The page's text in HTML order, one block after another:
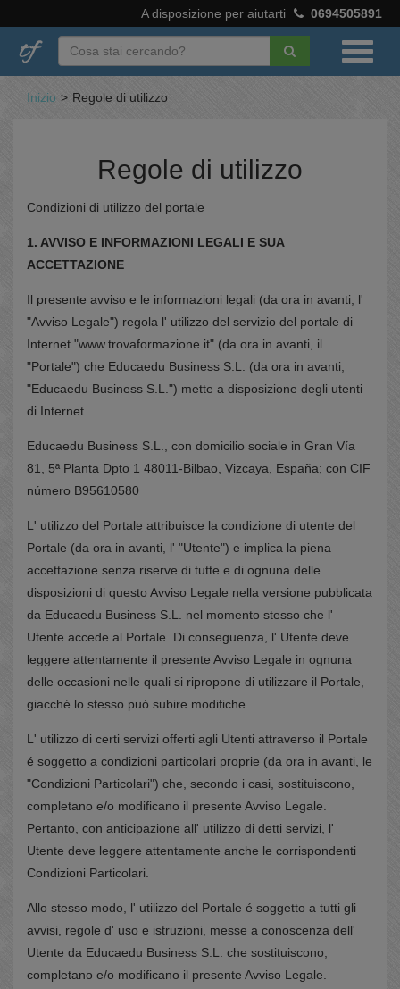
A disposizione per aiutarti 0694505891
Inizio > Regole di utilizzo
Regole di utilizzo
Condizioni di utilizzo del portale
1. AVVISO E INFORMAZIONI LEGALI E SUA
ACCETTAZIONE
Il presente avviso e le informazioni legali (da ora in avanti, l'
"Avviso Legale") regola l' utilizzo del servizio del portale di
Internet "www.trovaformazione.it" (da ora in avanti, il
"Portale") che Educaedu Business S.L. (da ora in avanti,
"Educaedu Business S.L.") mette a disposizione degli utenti
di Internet.
Educaedu Business S.L., con domicilio sociale in Gran Vía
81, 5ª Planta Dpto 1 48011-Bilbao, Vizcaya, España; con CIF
número B95610580
L' utilizzo del Portale attribuisce la condizione di utente del
Portale (da ora in avanti, l' "Utente") e implica la piena
accettazione senza riserve di tutte e di ognuna delle
disposizioni di questo Avviso Legale nella versione pubblicata
da Educaedu Business S.L. nel momento stesso che l'
Utente accede al Portale. Di conseguenza, l' Utente deve
leggere attentamente il presente Avviso Legale in ognuna
delle occasioni nelle quali si ripropone di utilizzare il Portale,
giacché lo stesso puó subire modifiche.
L' utilizzo di certi servizi offerti agli Utenti attraverso il Portale
é soggetto a condizioni particolari proprie (da ora in avanti, le
"Condizioni Particolari") che, secondo i casi, sostituiscono,
completano e/o modificano il presente Avviso Legale.
Pertanto, con anticipazione all' utilizzo di detti servizi, l'
Utente deve leggere attentamente anche le corrispondenti
Condizioni Particolari.
Allo stesso modo, l' utilizzo del Portale é soggetto a tutti gli
avvisi, regole d' uso e istruzioni, messe a conoscenza dell'
Utente da Educaedu Business S.L. che sostituiscono,
completano e/o modificano il presente Avviso Legale.